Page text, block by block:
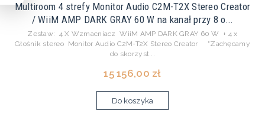
Multiroom 4 strefy Monitor Audio C2M-T2X Stereo Creator
/ WiiM AMP DARK GRAY 60 W na kanał przy 8 o...
Zestaw: 4 X Wzmacniacz WiiM AMP DARK GRAY 60 W + 4 x
Głośnik stereo Monitor Audio C2M-T2X Stereo Creator "Zachęcamy
do skorzyst...
15 156,00 zł
Do koszyka